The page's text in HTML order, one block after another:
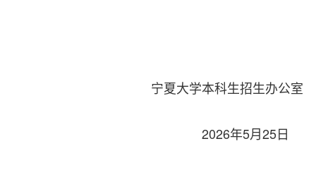
宁夏大学本科生招生办公室
2026年5月25日